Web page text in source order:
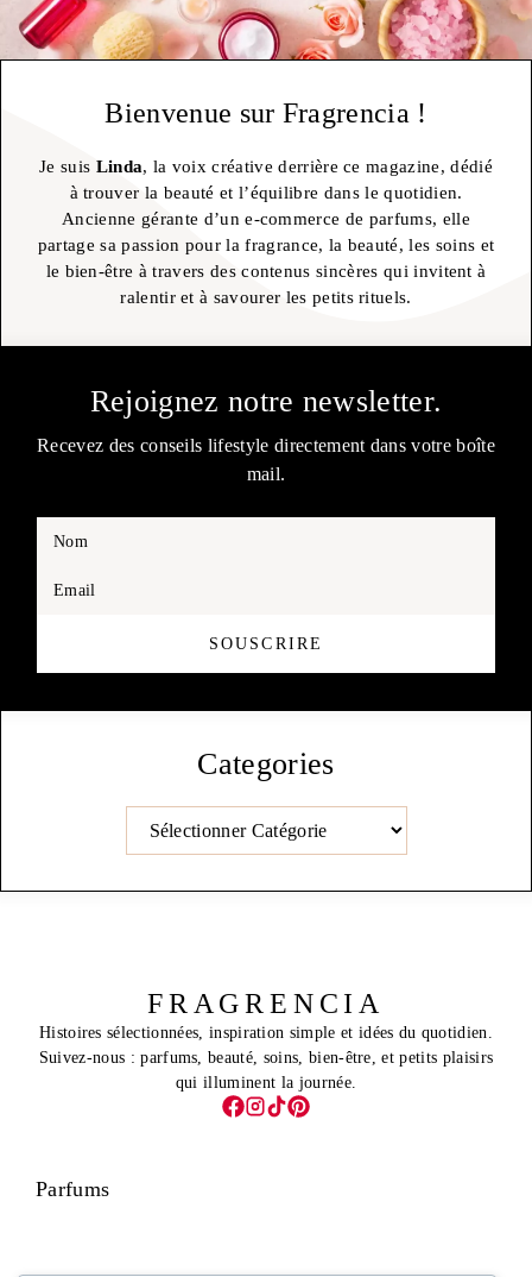
Bienvenue sur Fragrencia !
Je suis Linda, la voix créative derrière ce magazine, dédié
à trouver la beauté et l’équilibre dans le quotidien.
Ancienne gérante d’un e-commerce de parfums, elle
partage sa passion pour la fragrance, la beauté, les soins et
le bien-être à travers des contenus sincères qui invitent à
ralentir et à savourer les petits rituels.
Rejoignez notre newsletter.
Recevez des conseils lifestyle directement dans votre boîte
mail.
Nom
Email
SOUSCRIRE
Categories
Catégories
FRAGRENCIA
Histoires sélectionnées, inspiration simple et idées du quotidien.
Suivez-nous : parfums, beauté, soins, bien-être, et petits plaisirs
qui illuminent la journée.
Parfums